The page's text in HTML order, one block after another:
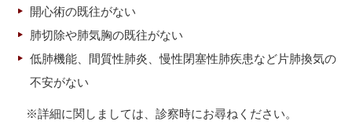
開心術の既往がない
肺切除や肺気胸の既往がない
低肺機能、間質性肺炎、慢性閉塞性肺疾患など片肺換気の
不安がない
※詳細に関しましては、診察時にお尋ねください。